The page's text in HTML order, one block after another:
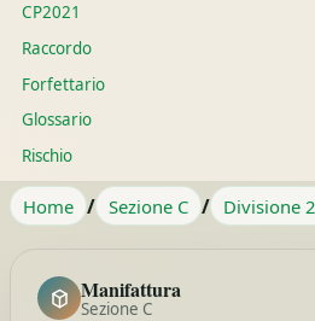
CP2021
Raccordo
Forfettario
Glossario
Rischio
Home / Sezione C / Divisione
Manifattura
Sezione C